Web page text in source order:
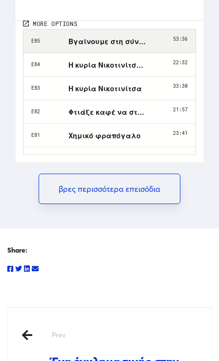
βρες περισσότερα επεισόδια
Share:
Prev